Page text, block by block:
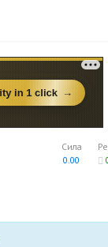
Сила
0.00